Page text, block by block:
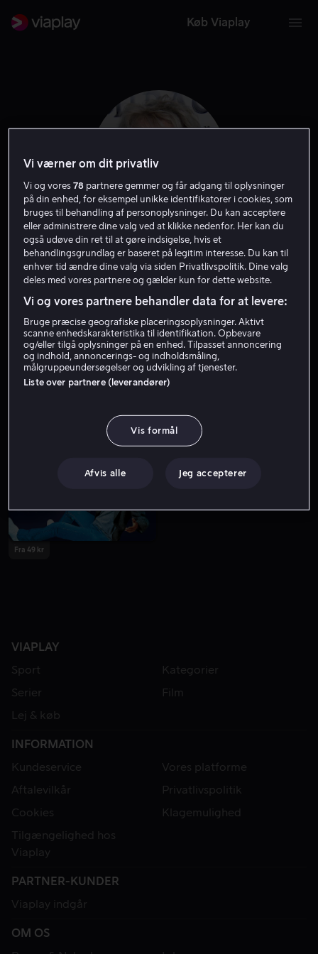
Køb Viaplay
Elizabeth Franz
Fra 49 kr
Fra 49 kr
VIAPLAY
Sport
Kategorier
Serier
Film
Lej & køb
INFORMATION
Kundeservice
Vores platforme
Aftalevilkår
Privatlivspolitik
Cookies
Klagemulighed
Tilgængelighed hos
Viaplay
PARTNER-KUNDER
Viaplay indgår
OM OS
Vi værner om dit privatliv
Vi og vores78 partnere gemmer og får adgang til oplysninger
på din enhed, for eksempel unikke identifikatorer i cookies, som
bruges til behandling af personoplysninger. Du kan acceptere
eller administrere dine valg ved at klikke nedenfor. Her kan du
også udøve din ret til at gøre indsigelse, hvis et
behandlingsgrundlag er baseret på legitim interesse. Du kan til
enhver tid ændre dine valg via siden Privatlivspolitik. Dine valg
deles med vores partnere og gælder kun for dette website.
Vi og vores partnere behandler data for at levere:
Bruge præcise geografiske placeringsoplysninger. Aktivt
scanne enhedskarakteristika til identifikation. Opbevare
og/eller tilgå oplysninger på en enhed. Tilpasset annoncering
og indhold, annoncerings- og indholdsmåling,
målgruppeundersøgelser og udvikling af tjenester.
Liste over partnere (leverandører)
Vis formål
Afvis alle Jeg accepterer